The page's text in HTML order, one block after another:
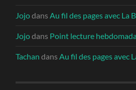
Jojodans Au fil des pages avec La
Jojodans Point lecture
Tachan dans Au fil des pages avec